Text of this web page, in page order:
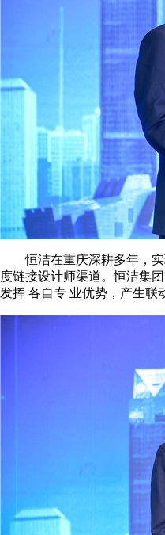
恒洁在重庆深耕多年，实
度链接设计师渠道。恒洁集
发挥 各自专 业优势，产生联